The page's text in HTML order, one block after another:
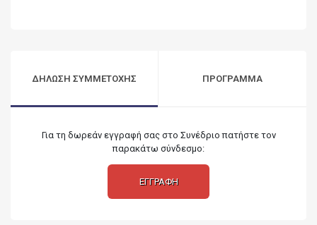
ΔΗΛΩΣΗ ΣΥΜΜΕΤΟΧΗΣ ΠΡΟΓΡΑΜΜΑ
Για τη δωρεάν εγγραφή σας στο Συνέδριο πατήστε τον
παρακάτω σύνδεσμο:
ΕΓΓΡΑΦΗ